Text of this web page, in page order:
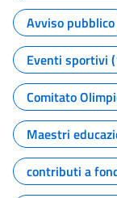
Avviso pubblico
Eventi sportivi
Comitato
Maestri
contributi a